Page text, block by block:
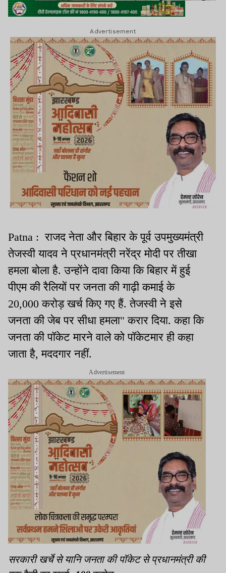
Advertisement
Patna : राजद नेता और बिहार के पूर्व उपमुख्यमंत्री
तेजस्वी यादव ने प्रधानमंत्री नरेंद्र मोदी पर तीखा
हमला बोला है. उन्होंने दावा किया कि बिहार में हुई
पीएम की रैलियों पर जनता की गाढ़ी कमाई के
20,000 करोड़ खर्च किए गए हैं. तेजस्वी ने इसे
जनता की जेब पर सीधा हमला" करार दिया. कहा कि
जनता की पॉकेट मारने वाले को पॉकेटमार ही कहा
जाता है, मददगार नहीं.
Advertisement
सरकारी खर्चे से यानि जनता की पॉकेट से प्रधानमंत्री की